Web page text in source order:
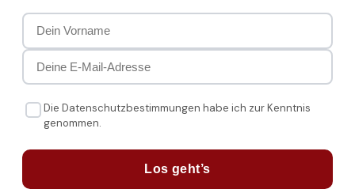
Die Datenschutzbestimmungen habe ich zur Kenntnis
genommen.
Los geht’s